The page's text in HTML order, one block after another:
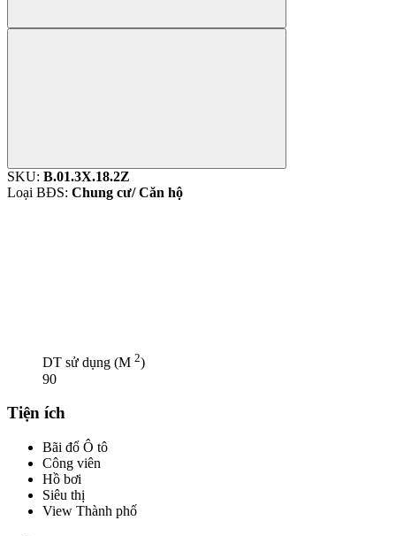
SKU: B.01.3X.18.2Z
Loại BĐS: Chung cư/ Căn hộ
DT sử dụng (M 2)
90
Tiện ích
Bãi đổ Ô tô
Công viên
Hồ bơi
Siêu thị
View Thành phố